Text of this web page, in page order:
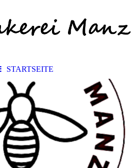
STARTSEITE